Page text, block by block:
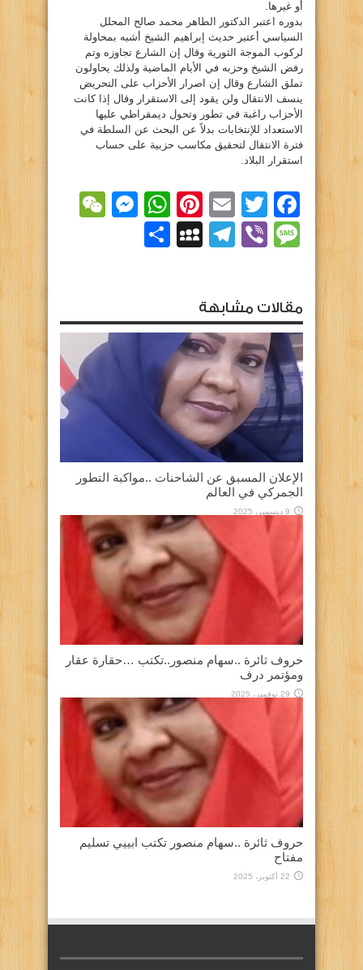
أو غيرها.
بدوره اعتبر الدكتور الطاهر محمد صالح المحلل
السياسي أعتبر حديث إبراهيم الشيخ أشبه بمحاولة
لركوب الموجة الثورية وقال إن الشارع تجاوزه وتم
رفض الشيخ وحزبه في الأيام الماضية ولذلك يحاولون
تملق الشارع وقال إن اصرار الأحزاب على التحريض
ينسف الانتقال ولن يقود إلى الاستقرار وقال إذا كانت
الأحزاب راغبة في تطور وتحول ديمقراطي عليها
الاستعداد للإنتخابات بدلاً عن البحث عن السلطة في
فترة الانتقال لتحقيق مكاسب حزبية على حساب
استقرار البلاد.
Facebook
Twitter
Email
Pinterest
WhatsApp
Message
Viber
Telegram
MySpace
مقالات مشابهة
الإعلان المسبق عن الشاحنات ..مواكبة التطور
الجمركي في العالم
9 ديسمبر، 2025
حروف ثائرة ..سهام منصور..تكتب …حقارة عقار
ومؤتمر درف
29 نوفمبر، 2025
حروف ثائرة ..سهام منصور تكتب ابييي تسليم
مفتاح
22 أكتوبر، 2025